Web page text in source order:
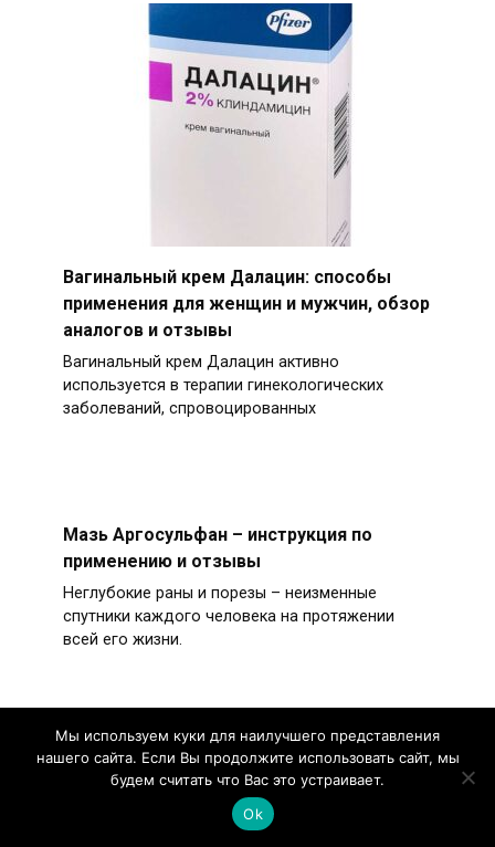
Вагинальный крем Далацин: способы
применения для женщин и мужчин, обзор
аналогов и отзывы
Вагинальный крем Далацин активно
используется в терапии гинекологических
заболеваний, спровоцированных
Мазь Аргосульфан – инструкция по
применению и отзывы
Неглубокие раны и порезы – неизменные
спутники каждого человека на протяжении
всей его жизни.
Гепариновая мазь: лучшее средство от
синяков, ушибов и гематом
Механические травмы сложно себе
Мы используем куки для наилучшего представления
нашего сайта. Если Вы продолжите использовать сайт, мы
будем считать что Вас это устраивает.
Ok